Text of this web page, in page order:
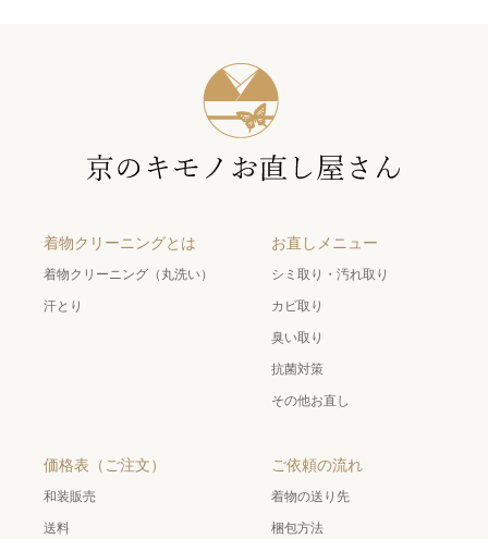
着物クリーニングとは
着物クリーニング（丸洗い）
汗とり
お直しメニュー
シミ取り・汚れ取り
カビ取り
臭い取り
抗菌対策
その他お直し
価格表（ご注文）
和装販売
送料
ご依頼の流れ
着物の送り先
梱包方法